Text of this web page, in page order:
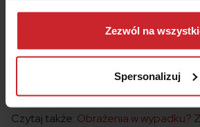
Dowiedz się więcej na temat tego,
można się z nami skontaktować i w
przetwarzamy dane osobowe w
Zezwól na
Spersonalizuj
Odpowiedź na to pytanie jest dosyć
odpłatnością przewozu mamy do
otrzyma ekwiwalent pieniężny za
nawet w wysokości 1 grosza.
przejazd pojawi się, gdy pasażer nie
zupełnie nic.
Czytaj także: Obrażenia w wypadku?